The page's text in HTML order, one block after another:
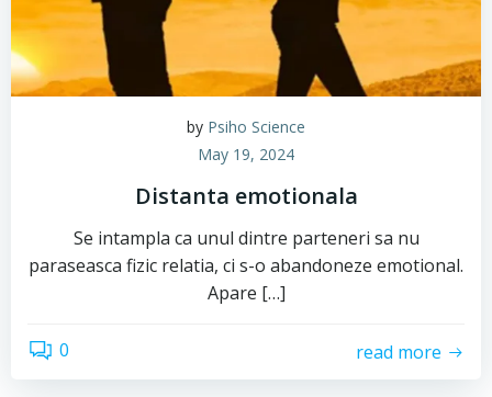
by Psiho Science
May 19, 2024
Distanta emotionala
Se intampla ca unul dintre parteneri sa nu
paraseasca fizic relatia, ci s-o abandoneze emotional.
Apare […]
0 read more